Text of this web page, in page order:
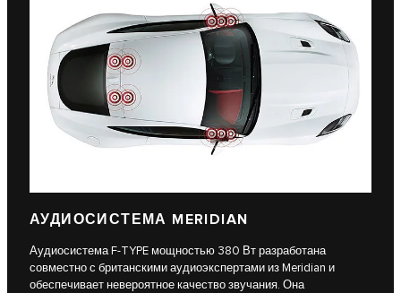
АУДИОСИСТЕМА MERIDIAN
Аудиосистема F-TYPE мощностью 380 Вт разработана
совместно с британскими аудиоэкспертами из Meridian и
обеспечивает невероятное качество звучания. Она